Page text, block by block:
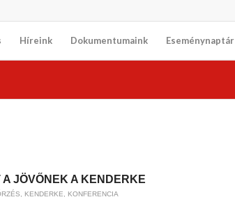
Híreink Dokumentumaink Eseménynaptár
JÖVŐNEK A KENDERKE
KENDERKE KONFERENCIA